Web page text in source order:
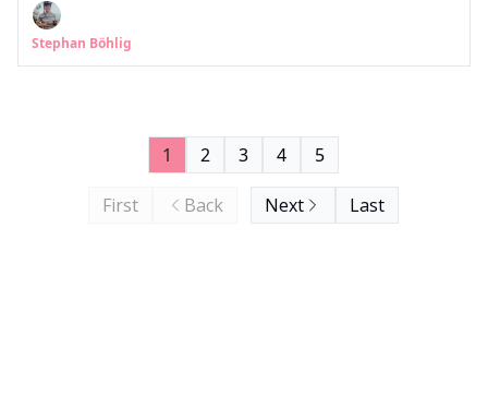
Stephan Böhlig
First Back
1 2 3 4 5
Next Last